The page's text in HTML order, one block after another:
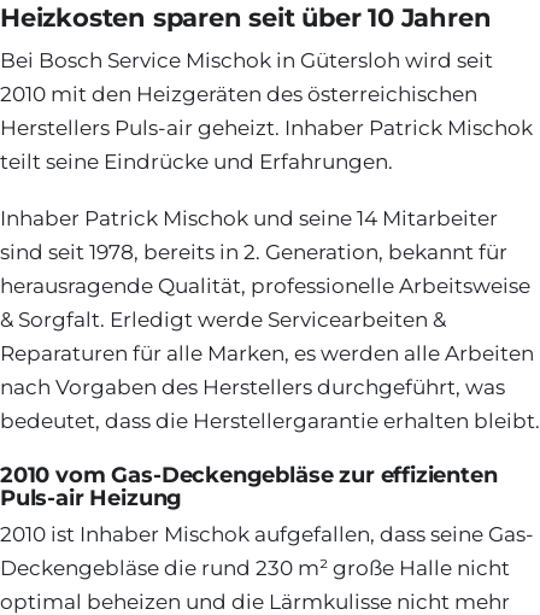
Heizkosten sparen seit über 10 Jahren
Bei Bosch Service Mischok in Gütersloh wird seit
2010 mit den Heizgeräten des österreichischen
Herstellers Puls-air geheizt. Inhaber Patrick Mischok
teilt seine Eindrücke und Erfahrungen.
Inhaber Patrick Mischok und seine 14 Mitarbeiter
sind seit 1978, bereits in 2. Generation, bekannt für
herausragende Qualität, professionelle Arbeitsweise
& Sorgfalt. Erledigt werde Servicearbeiten &
Reparaturen für alle Marken, es werden alle Arbeiten
nach Vorgaben des Herstellers durchgeführt, was
bedeutet, dass die Herstellergarantie erhalten bleibt.
2010 vom Gas-Deckengebläse zur effizienten
Puls-air Heizung
2010 ist Inhaber Mischok aufgefallen, dass seine Gas-
Deckengebläse die rund 230 m² große Halle nicht
optimal beheizen und die Lärmkulisse nicht mehr